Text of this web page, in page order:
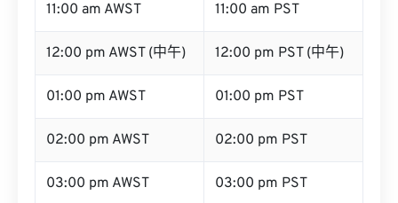
11:00 am AWST 11:00 am PST
12:00 pm AWST (中午) 12:00 pm PST (中午)
01:00 pm AWST 01:00 pm PST
02:00 pm AWST 02:00 pm PST
03:00 pm AWST 03:00 pm PST